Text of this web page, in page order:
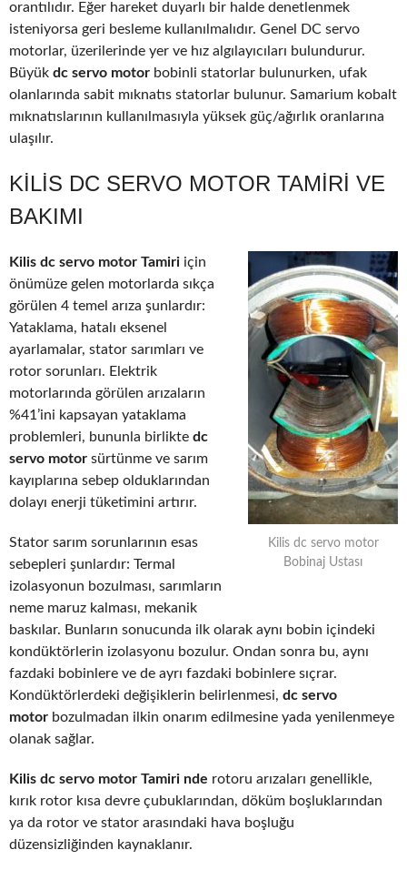
orantılıdır. Eğer hareket duyarlı bir halde denetlenmek
isteniyorsa geri besleme kullanılmalıdır. Genel DC servo
motorlar, üzerilerinde yer ve hız algılayıcıları bulundurur.
Büyük dc servo motor bobinli statorlar bulunurken, ufak
olanlarında sabit mıknatıs statorlar bulunur. Samarium kobalt
mıknatıslarının kullanılmasıyla yüksek güç/ağırlık oranlarına
ulaşılır.
KILIS DC SERVO MOTOR TAMIRI VE
BAKIMI
Kilis dc servo motor
Bobinaj Ustası
Kilis dc servo motor Tamiri için
önümüze gelen motorlarda sıkça
görülen 4 temel arıza şunlardır:
Yataklama, hatalı eksenel
ayarlamalar, stator sarımları ve
rotor sorunları. Elektrik
motorlarında görülen arızaların
%41’ini kapsayan yataklama
problemleri, bununla birlikte dc
servo motor sürtünme ve sarım
kayıplarına sebep olduklarından
dolayı enerji tüketimini artırır.
Stator sarım sorunlarının esas
sebepleri şunlardır: Termal
izolasyonun bozulması, sarımların
neme maruz kalması, mekanik
baskılar. Bunların sonucunda ilk olarak aynı bobin içindeki
kondüktörlerin izolasyonu bozulur. Ondan sonra bu, aynı
fazdaki bobinlere ve de ayrı fazdaki bobinlere sıçrar.
Kondüktörlerdeki değişiklerin belirlenmesi, dc servo
motor bozulmadan ilkin onarım edilmesine yada yenilenmeye
olanak sağlar.
Kilis dc servo motor Tamiri nde rotoru arızaları genellikle,
kırık rotor kısa devre çubuklarından, döküm boşluklarından
ya da rotor ve stator arasındaki hava boşluğu
düzensizliğinden kaynaklanır.